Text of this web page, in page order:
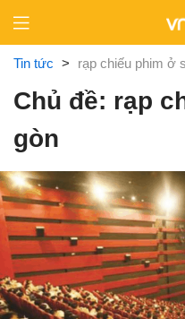
content
Tin tức > rạp chiếu phim ở
Chủ đề: rạp
gòn